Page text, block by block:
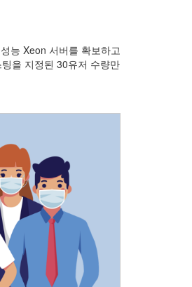
능 Xeon 서버를 확보하고
을 지정된 30유저 수량만